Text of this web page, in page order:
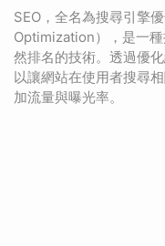
SEO，全名為搜尋引擎
Optimization），是一
然排名的技術。透過優
以讓網站在使用者搜尋
加流量與曝光率。